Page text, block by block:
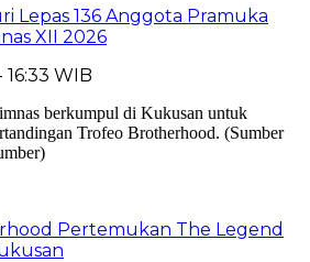
Lepas 136 Anggota Pramuka
XII 2026
WIB
Pertemukan The Legend